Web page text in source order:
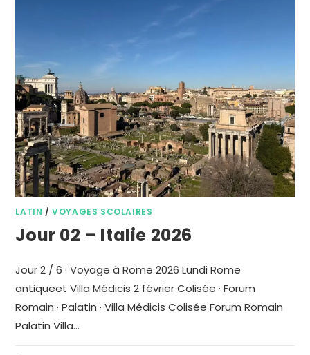
LATIN /VOYAGES SCOLAIRES
Jour 02 – Italie 2026
Jour 2 / 6 · Voyage à Rome 2026 Lundi Rome
antiqueet Villa Médicis 2 février Colisée · Forum
Romain · Palatin · Villa Médicis Colisée Forum Romain
Palatin Villa…